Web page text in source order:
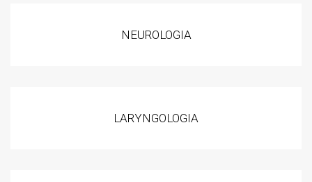
NEUROLOGIA
LARYNGOLOGIA